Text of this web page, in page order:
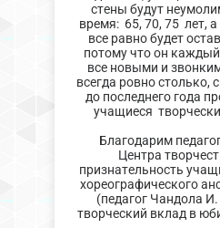
стены будут
время: 65, 70, 75 лет,
все равно будет
потому что он
все новыми и
всегда ровно столько,
до последнего года
учащиеся
Благодарим
Центра
признательность
хореографического
(педагог Чандола
творческий вклад в